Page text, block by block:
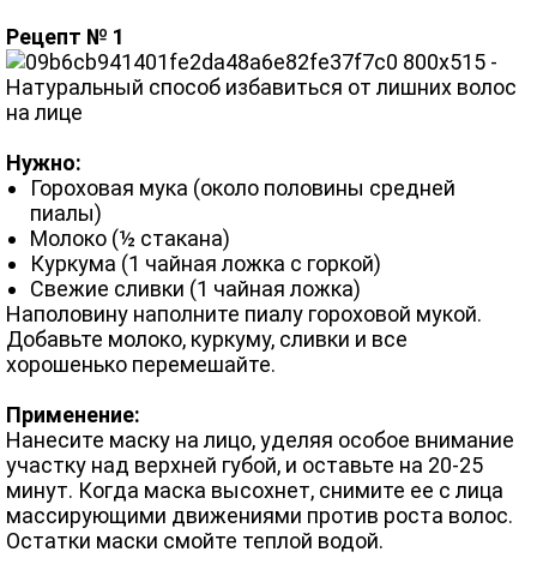
Рецепт № 1
Нужно:
Гороховая мука (около половины средней
пиалы)
Молоко (½ стакана)
Куркума (1 чайная ложка с горкой)
Свежие сливки (1 чайная ложка)
Наполовину наполните пиалу гороховой мукой.
Добавьте молоко, куркуму, сливки и все
хорошенько перемешайте.
Применение:
Нанесите маску на лицо, уделяя особое внимание
участку над верхней губой, и оставьте на 20-25
минут. Когда маска высохнет, снимите ее с лица
массирующими движениями против роста волос.
Остатки маски смойте теплой водой.